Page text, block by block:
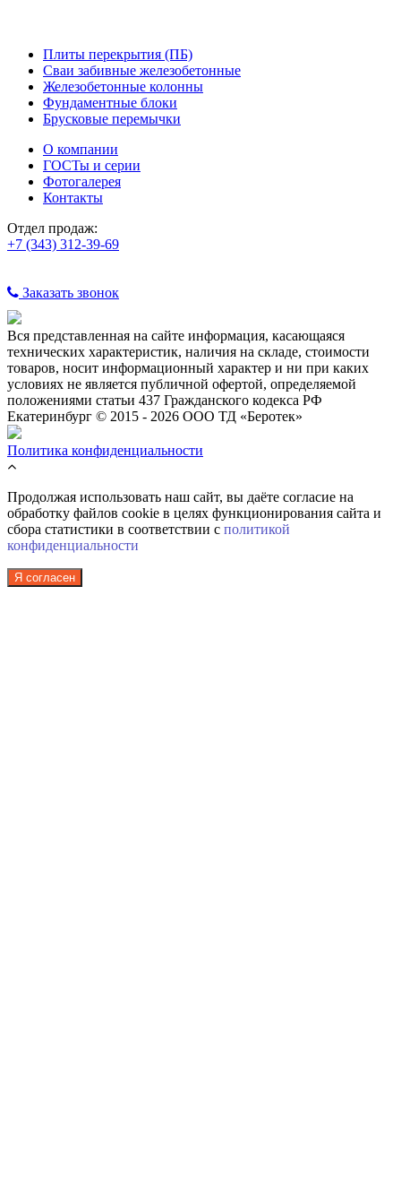
Плиты перекрытия (ПБ)
Сваи забивные железобетонные
Железобетонные колонны
Фундаментные блоки
Брусковые перемычки
О компании
ГОСТы и серии
Фотогалерея
Контакты
Отдел продаж:
+7 (343) 312-39-69
Заказать звонок
Вся представленная на сайте информация, касающаяся
технических характеристик, наличия на складе, стоимости
товаров, носит информационный характер и ни при каких
условиях не является публичной офертой, определяемой
положениями статьи 437 Гражданского кодекса РФ
Екатеринбург © 2015 - 2026 ООО ТД «Беротек»
Политика конфиденциальности
Продолжая использовать наш сайт, вы даёте согласие на
обработку файлов cookie в целях функционирования сайта и
сбора статистики в соответствии с политикой
конфиденциальности
Я согласен